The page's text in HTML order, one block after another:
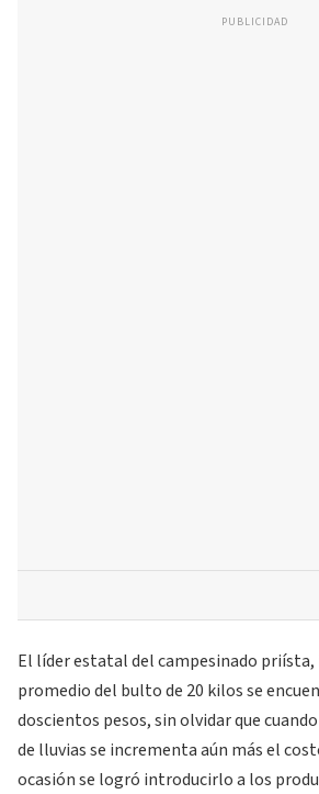
PUBLICIDAD
El líder estatal del campesinado priísta,
promedio del bulto de 20 kilos se
doscientos pesos, sin olvidar que
de lluvias se incrementa aún más el
ocasión se logró introducirlo a los